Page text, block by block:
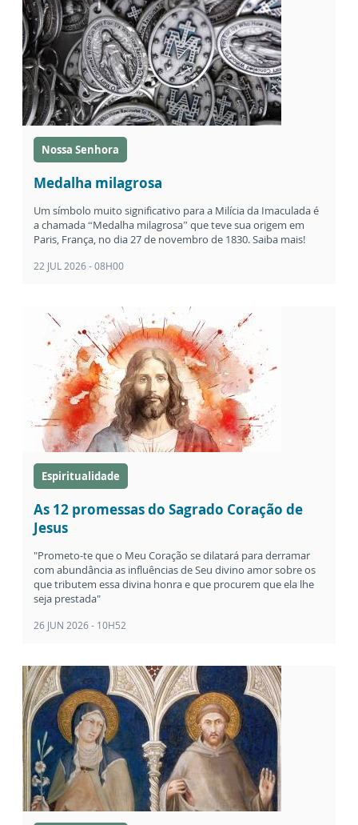
Nossa Senhora
Medalha milagrosa
Um símbolo muito significativo para a Milícia da Imaculada é
a chamada “Medalha milagrosa” que teve sua origem em
Paris, França, no dia 27 de novembro de 1830. Saiba mais!
22 JUL 2026 - 08H00
Espiritualidade
As 12 promessas do Sagrado Coração de
Jesus
"Prometo-te que o Meu Coração se dilatará para derramar
com abundância as influências de Seu divino amor sobre os
que tributem essa divina honra e que procurem que ela lhe
seja prestada"
26 JUN 2026 - 10H52